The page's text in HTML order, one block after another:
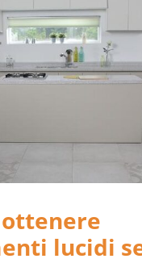
lucidi